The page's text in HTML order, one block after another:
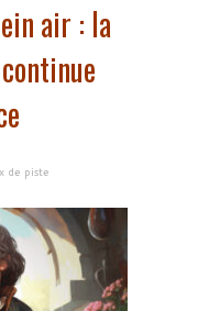
air : la
de piste